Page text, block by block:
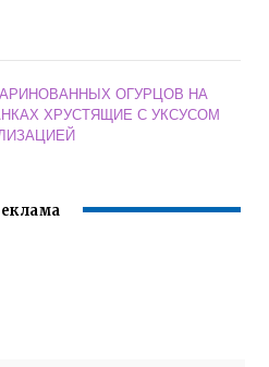
ОГУРЦОВ НА
ХРУСТЯЩИЕ С УКСУСОМ